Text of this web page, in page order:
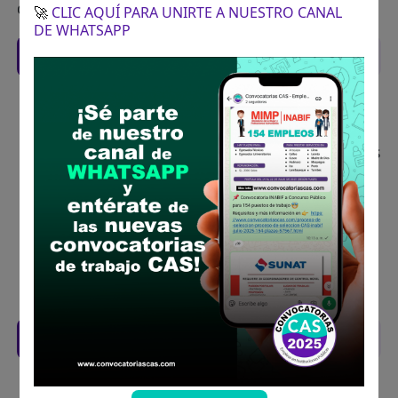
dirección indicada.
Recomendaciones para postular
Descarga y revisa a detalle las bases del
concurso público
Antes de postular, verifica si cumples con los
requisitos para el puesto
Prepara tu documentación y presentalo en
la fechas y por los medios que indica las
bases
Revisar el cronograma para conocer cuando
se publicará los resultados
🚀 CLIC AQUÍ PARA UNIRTE A NUESTRO CANAL
DE WHATSAPP